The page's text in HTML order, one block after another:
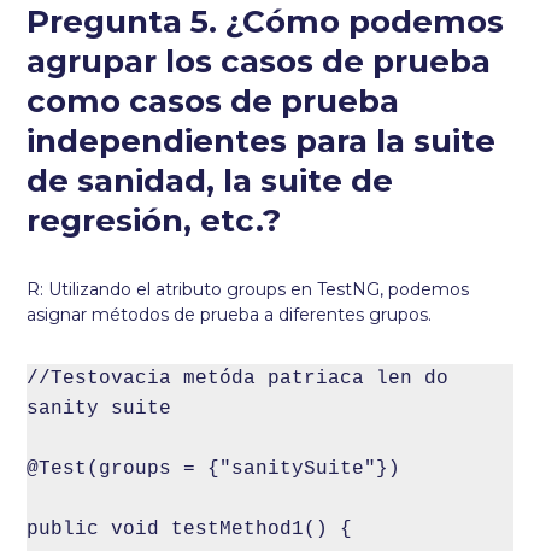
Pregunta 5. ¿Cómo podemos
agrupar los casos de prueba
como casos de prueba
independientes para la suite
de sanidad, la suite de
regresión, etc.?
R: Utilizando el atributo groups en TestNG, podemos
asignar métodos de prueba a diferentes grupos.
//Testovacia metóda patriaca len do
sanity suite
@Test(groups = {"sanitySuite"})
public void testMethod1() {